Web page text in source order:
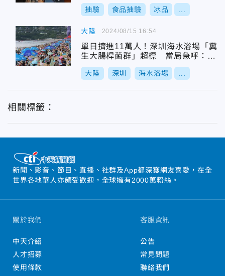
抽驗 食品抽驗 冰品
大陸
單日擠進11萬人！深圳海水浴場「糞
生大腸桿菌群」超標 當局急呼：不
宜游泳
大陸 深圳 海水浴場
2024/08/15 16:54
相關標籤：
新聞、影音、節目、直播、社群及App都深獲網友喜愛，在全
世界各地華人亦頗受歡迎，全球擁有2000萬粉絲。
關於我們
中天介紹
人才招募
使用條款
客服資訊
公告
常見問題
聯絡我們